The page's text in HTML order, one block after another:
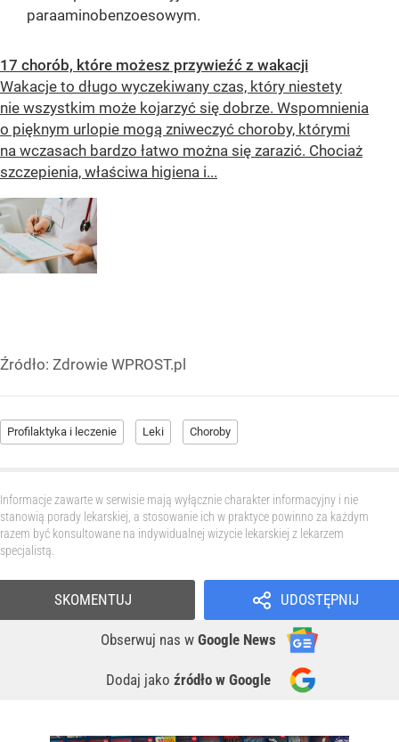
paraaminobenzoesowym.
17 chorób, które możesz przywieźć z wakacji
Wakacje to długo wyczekiwany czas, który niestety
nie wszystkim może kojarzyć się dobrze. Wspomnienia
o pięknym urlopie mogą zniweczyć choroby, którymi
na wczasach bardzo łatwo można się zarazić. Chociaż
szczepienia, właściwa higiena i...
Źródło: Zdrowie WPROST.pl
Profilaktyka i leczenie Leki Choroby
Informacje zawarte w serwisie mają wyłącznie charakter informacyjny i nie
stanowią porady lekarskiej, a stosowanie ich w praktyce powinno za każdym
razem być konsultowane na indywidualnej wizycie lekarskiej z lekarzem
specjalistą.
UDOSTĘPNIJ
Obserwuj nas w Google News
Dodaj jako źródło w Google
SKOMENTUJ